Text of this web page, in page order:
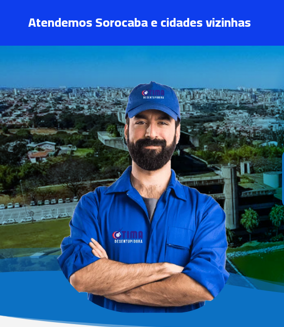
Atendemos Sorocaba e cidades vizinhas